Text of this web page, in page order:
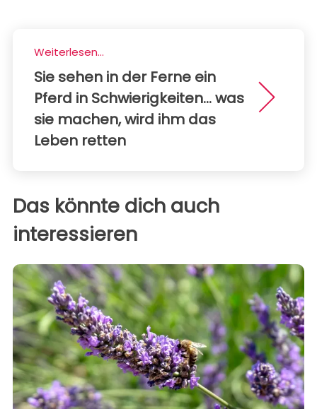
Weiterlesen...
Sie sehen in der Ferne ein
Pferd in Schwierigkeiten... was
sie machen, wird ihm das
Leben retten
Das könnte dich auch
interessieren